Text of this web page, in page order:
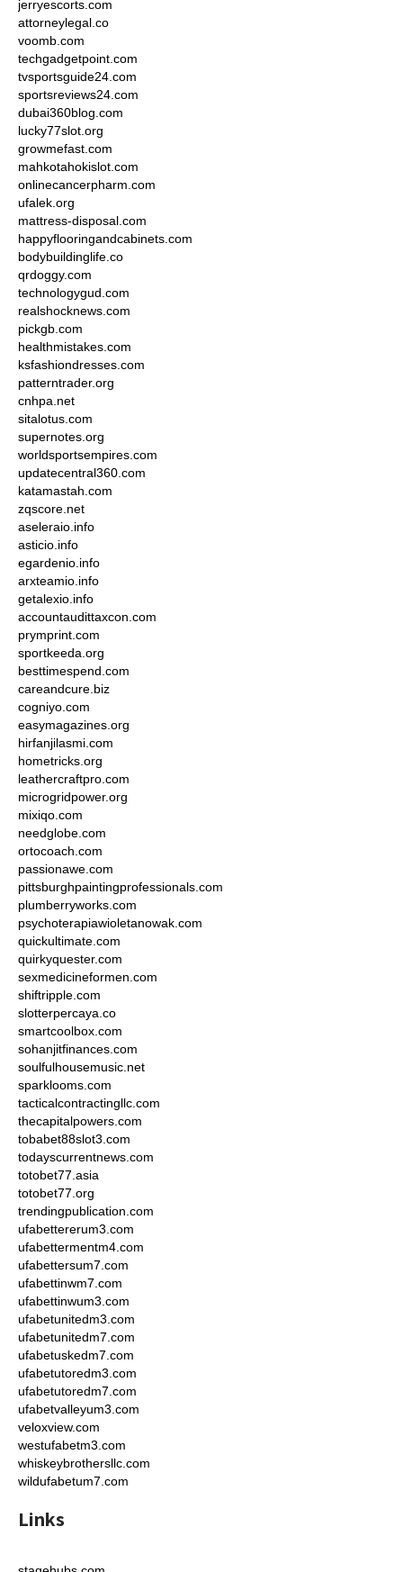
jerryescorts.com
attorneylegal.co
voomb.com
techgadgetpoint.com
tvsportsguide24.com
sportsreviews24.com
dubai360blog.com
lucky77slot.org
growmefast.com
mahkotahokislot.com
onlinecancerpharm.com
ufalek.org
mattress-disposal.com
happyflooringandcabinets.com
bodybuildinglife.co
qrdoggy.com
technologygud.com
realshocknews.com
pickgb.com
healthmistakes.com
ksfashiondresses.com
patterntrader.org
cnhpa.net
sitalotus.com
supernotes.org
worldsportsempires.com
updatecentral360.com
katamastah.com
zqscore.net
aseleraio.info
asticio.info
egardenio.info
arxteamio.info
getalexio.info
accountaudittaxcon.com
prymprint.com
sportkeeda.org
besttimespend.com
careandcure.biz
cogniyo.com
easymagazines.org
hirfanjilasmi.com
hometricks.org
leathercraftpro.com
microgridpower.org
mixiqo.com
needglobe.com
ortocoach.com
passionawe.com
pittsburghpaintingprofessionals.com
plumberryworks.com
psychoterapiawioletanowak.com
quickultimate.com
quirkyquester.com
sexmedicineformen.com
shiftripple.com
slotterpercaya.co
smartcoolbox.com
sohanjitfinances.com
soulfulhousemusic.net
sparklooms.com
tacticalcontractingllc.com
thecapitalpowers.com
tobabet88slot3.com
todayscurrentnews.com
totobet77.asia
totobet77.org
trendingpublication.com
ufabettererum3.com
ufabettermentm4.com
ufabettersum7.com
ufabettinwm7.com
ufabettinwum3.com
ufabetunitedm3.com
ufabetunitedm7.com
ufabetuskedm7.com
ufabetutoredm3.com
ufabetutoredm7.com
ufabetvalleyum3.com
veloxview.com
westufabetm3.com
whiskeybrothersllc.com
wildufabetum7.com
Links